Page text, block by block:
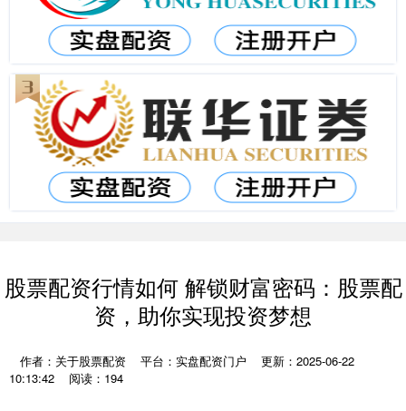
股票配资行情如何 解锁财富密码：股票配
资，助你实现投资梦想
作者：关于股票配资 平台：实盘配资门户
更新：2025-06-22
10:13:42
阅读：194